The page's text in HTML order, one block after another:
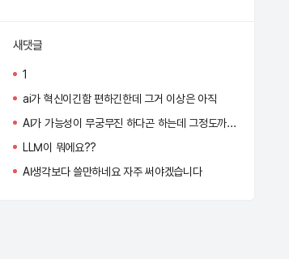
새댓글
1
ai가 혁신이긴함 편하긴한데 그거 이상은 아직
AI가 가능성이 무궁무진 하다곤 하는데 그정도까진 아직 아닌듯
LLM이 뭐에요??
AI생각보다 쓸만하네요 자주 써야겠습니다